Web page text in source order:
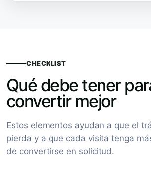
CHECKLIST
Qué debe tener
convertir mejor
Estos elementos ayudan a que el
pierda y a que cada visita tenga
de convertirse en solicitud.